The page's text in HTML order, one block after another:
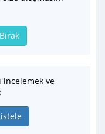
incelemek ve